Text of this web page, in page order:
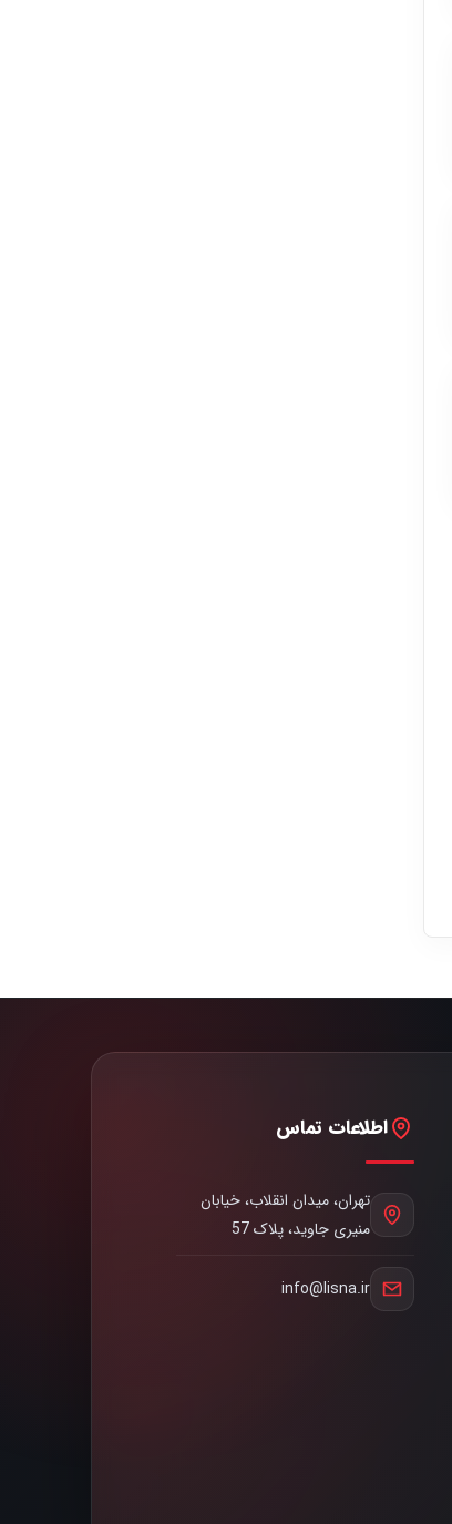
اطلاعات تماس
تهران، میدان انقلاب، خیابان
منیری جاوید، پلاک 57
info@lisna.ir